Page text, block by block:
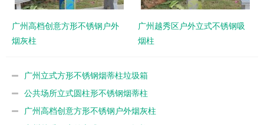
广州高档创意方形不锈钢户外
烟灰柱
广州越秀区户外立式不锈钢吸
烟柱
广州立式方形不锈钢烟蒂柱垃圾箱
公共场所立式圆柱形不锈钢烟蒂柱
广州高档创意方形不锈钢户外烟灰柱